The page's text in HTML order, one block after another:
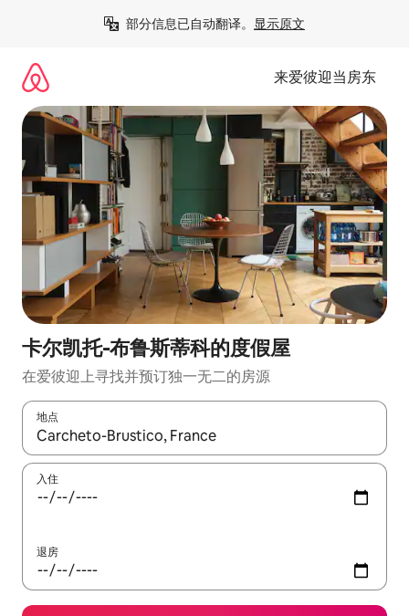
部分信息已自动翻译。 显示原文
来爱彼迎当房东
卡尔凯托-布鲁斯蒂科的度假屋
在爱彼迎上寻找并预订独一无二的房源
地点
如有搜索结果，请使用上下方向键查看，或通过点击或滑动手势
入住
退房